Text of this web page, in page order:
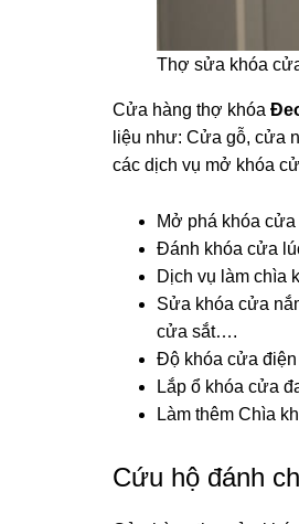
Thợ sửa khóa
Cửa hàng thợ khóa
liệu như: Cửa gỗ, cửa
các dịch vụ mở khóa
Mở phá khóa
Đánh khóa cửa
Dịch vụ làm chìa
Sửa khóa cửa
cửa sắt….
Độ khóa cửa điện
Lắp ổ khóa cửa
Làm thêm Chìa
Cứu hộ đánh